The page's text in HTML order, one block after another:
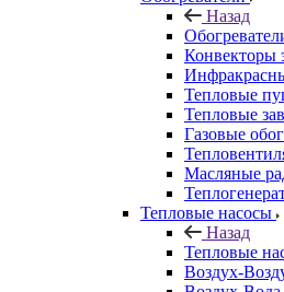
Назад
Конвекторы
Тепловые
Тепловые
Газовые
Масляные
Тепловые насосы
Назад
Тепловые
Воздух-